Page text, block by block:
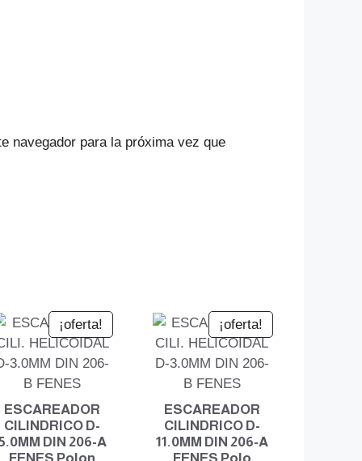
navegador para la próxima vez que
¡oferta!
ESCAREADOR
CILINDRICO D-
DIN 206-A
¡oferta!
ESCAREADOR
CILINDRICO D-
11.0MM DIN 206-A